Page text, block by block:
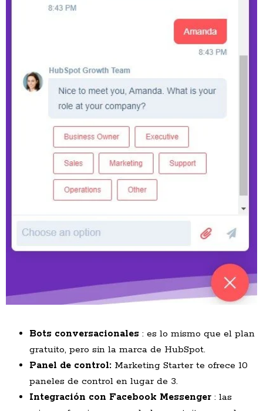
Bots conversacionales : es lo mismo que el plan
gratuito, pero sin la marca de HubSpot.
Panel de control: Marketing Starter te ofrece 10
paneles de control en lugar de 3.
Integración con Facebook Messenger : las